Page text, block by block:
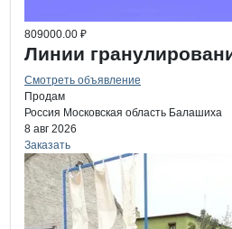
809000.00 ₽
Линии
Смотреть объявление
Продам
Россия Московская область Балашиха
8 авг 2026
Заказать